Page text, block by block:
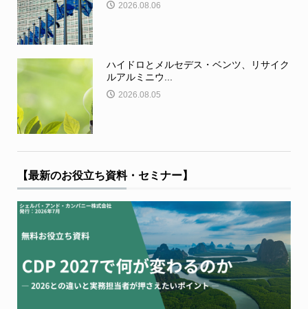
2026.08.06
ハイドロとメルセデス・ベンツ、リサイク
ルアルミニウ...
2026.08.05
【最新のお役立ち資料・セミナー】